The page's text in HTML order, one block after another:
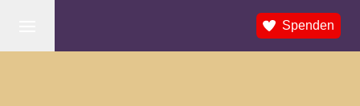
Spenden